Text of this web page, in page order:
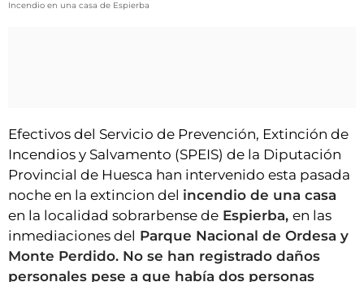
FIESTAS DE SAN LORENZO
HORÓSCOPO
ESQUELAS
INICIAR SESIÓN
Incendio en una casa de Espierba
Efectivos del Servicio de Prevención, Extinción de
Incendios y Salvamento (SPEIS) de la Diputación
Provincial de Huesca han intervenido esta pasada
noche en la extincion del incendio de una casa
en la localidad sobrarbense de Espierba, en las
inmediaciones del Parque Nacional de Ordesa y
Monte Perdido. No se han registrado daños
personales pese a que había dos personas